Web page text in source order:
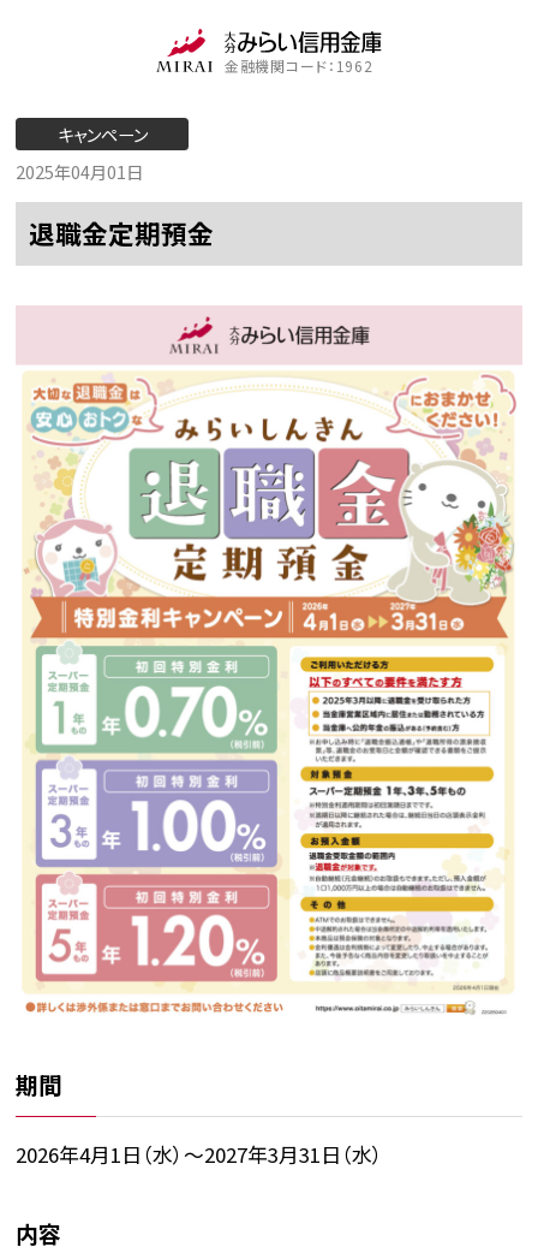
金融機関コード：1962
キャンペーン
2025年04月01日
退職金定期預金
期間
2026年4月1日（水）〜2027年3月31日（水）
内容